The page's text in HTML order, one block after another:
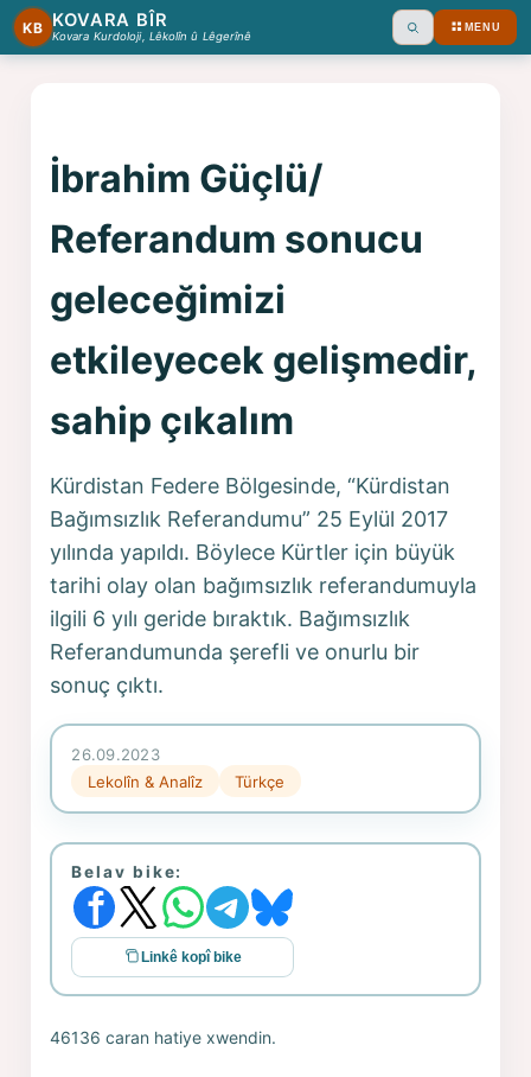
KB KOVARA BÎR
Kovara Kurdoloji, Lêkolîn û Lêgerînê Ara MENU
İbrahim Güçlü/
Referandum sonucu
geleceğimizi
etkileyecek gelişmedir,
sahip çıkalım
Kürdistan Federe Bölgesinde, “Kürdistan
Bağımsızlık Referandumu” 25 Eylül 2017
yılında yapıldı. Böylece Kürtler için büyük
tarihi olay olan bağımsızlık referandumuyla
ilgili 6 yılı geride bıraktık. Bağımsızlık
Referandumunda şerefli ve onurlu bir
sonuç çıktı.
26.09.2023
Lekolîn & Analîz
Türkçe
Belav bike:
Linkê kopî bike
46136 caran hatiye xwendin.